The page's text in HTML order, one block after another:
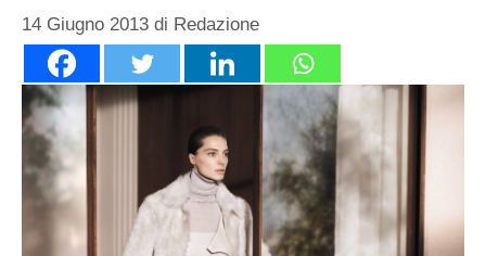
14 Giugno 2013 di Redazione